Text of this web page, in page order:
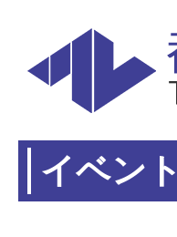
イベン